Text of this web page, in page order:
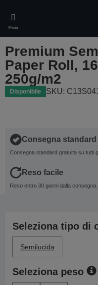
main
content
Menu
Premium
Paper Roll,
250g/m2
Disponibile SKU:
Consegna
Consegna standard gratuita su tutti
Reso facile
Reso entro 30 giorni dalla consegna.
Seleziona tipo di
Semilucida
Seleziona peso